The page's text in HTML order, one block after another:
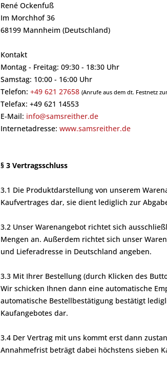
René Ockenfuß
Im Morchhof 36
68199 Mannheim (Deutschland)
Kontakt
Montag - Freitag: 09:30 - 18:30 Uhr
Samstag: 10:00 - 16:00 Uhr
Telefon: +49 621 27658 (Anrufe aus dem dt. Festnetz
Telefax: +49 621 14553
E-Mail: info@samsreither.de
Internetadresse: www.samsreither.de
§ 3 Vertragsschluss
3.1 Die Produktdarstellung von unserem
Kaufvertrages dar, sie dient lediglich zur
3.2 Unser Warenangebot richtet sich
Mengen an. Außerdem richtet sich unser
und Lieferadresse in Deutschland angeben.
3.3 Mit Ihrer Bestellung (durch Klicken des
Wir schicken Ihnen dann eine automatische
automatische Bestellbestätigung bestätigt
Kaufangebotes dar.
3.4 Der Vertrag mit uns kommt erst dann
Annahmefrist beträgt dabei höchstens sieben